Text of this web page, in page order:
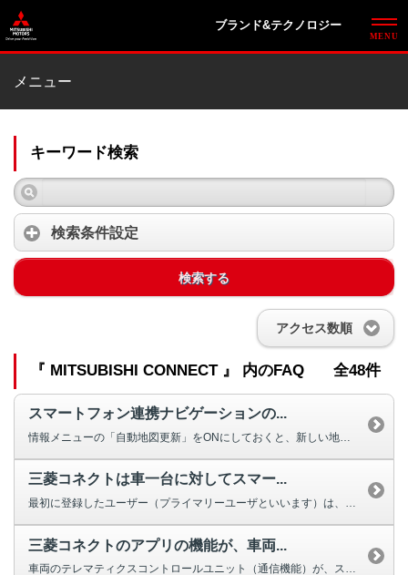
ブランド&テクノロジー
メニュー
キーワード検索
検索条件設定
検索する
アクセス数順
『 MITSUBISHI CONNECT 』 内のFAQ 全48件
スマートフォン連携ナビゲーションの...
三菱コネクトは車一台に対してスマー...
最初に登録したユーザー（プライマリーユーザといいます）は、最大３名のユーザ...
三菱コネクトのアプリの機能が、車両...
車両のテレマティクスコントロールユニット（通信機能）が、スリープ状態（電力...